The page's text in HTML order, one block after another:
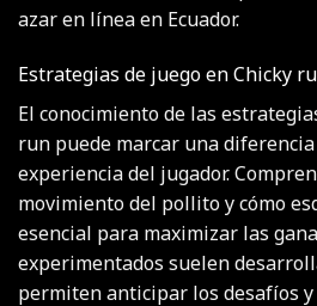
azar en línea en Ecuador.
Estrategias de juego en Chicky
El conocimiento de las
run puede marcar una
experiencia del jugador.
movimiento del pollito y cómo
esencial para maximizar las
experimentados suelen
permiten anticipar los desafíos